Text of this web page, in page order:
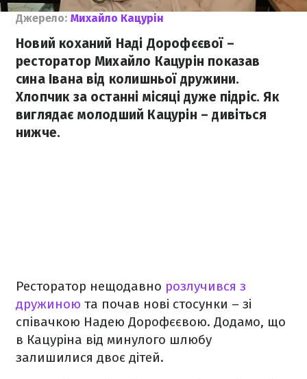
Джерело: Михайло Кацурін
Новий коханий Наді Дорофєєвої –
ресторатор Михайло Кацурін показав
сина Івана від колишньої дружини.
Хлопчик за останні місяці дуже підріс. Як
виглядає молодший Кацурін – дивіться
нижче.
Ресторатор нещодавно розлучився з
дружиною та почав нові стосунки – зі
співачкою Надею Дорофєєвою. Додамо, що
в Кацуріна від минулого шлюбу
залишилися двоє дітей.